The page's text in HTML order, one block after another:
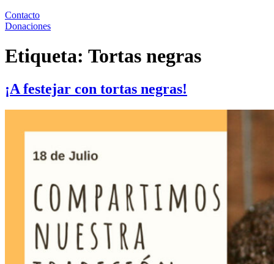
Contacto
Donaciones
Etiqueta: Tortas negras
¡A festejar con tortas negras!